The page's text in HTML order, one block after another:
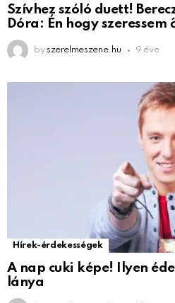
Szívhez szóló duett!
Dóra: Én hogy szeressem
by szerelmeszene.hu 9 éve
Hírek-érdekességek
A nap cuki képe! Ilyen
lánya